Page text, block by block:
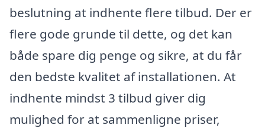
beslutning at indhente flere tilbud. Der er
flere gode grunde til dette, og det kan
både spare dig penge og sikre, at du får
den bedste kvalitet af installationen. At
indhente mindst 3 tilbud giver dig
mulighed for at sammenligne priser,